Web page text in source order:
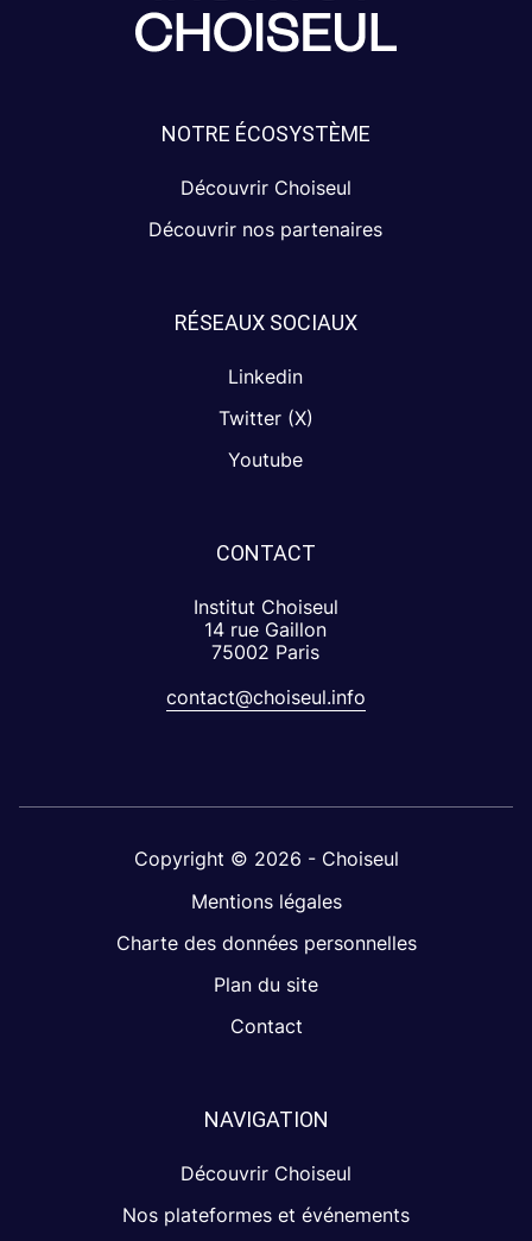
NOTRE ÉCOSYSTÈME
Découvrir Choiseul
Découvrir nos partenaires
RÉSEAUX SOCIAUX
Linkedin
Twitter (X)
Youtube
CONTACT
Institut Choiseul
14 rue Gaillon
75002 Paris
contact@choiseul.info
Copyright © 2026 - Choiseul
Mentions légales
Charte des données personnelles
Plan du site
Contact
NAVIGATION
Découvrir Choiseul
Nos plateformes et événements